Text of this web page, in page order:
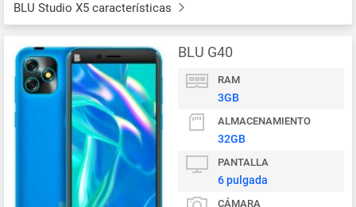
BLU Studio X5 características
BLU G40
RAM
3GB
ALMACENAMIENTO
32GB
PANTALLA
6 pulgada
CÁMARA